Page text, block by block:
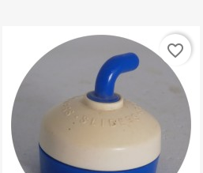
favorite_border